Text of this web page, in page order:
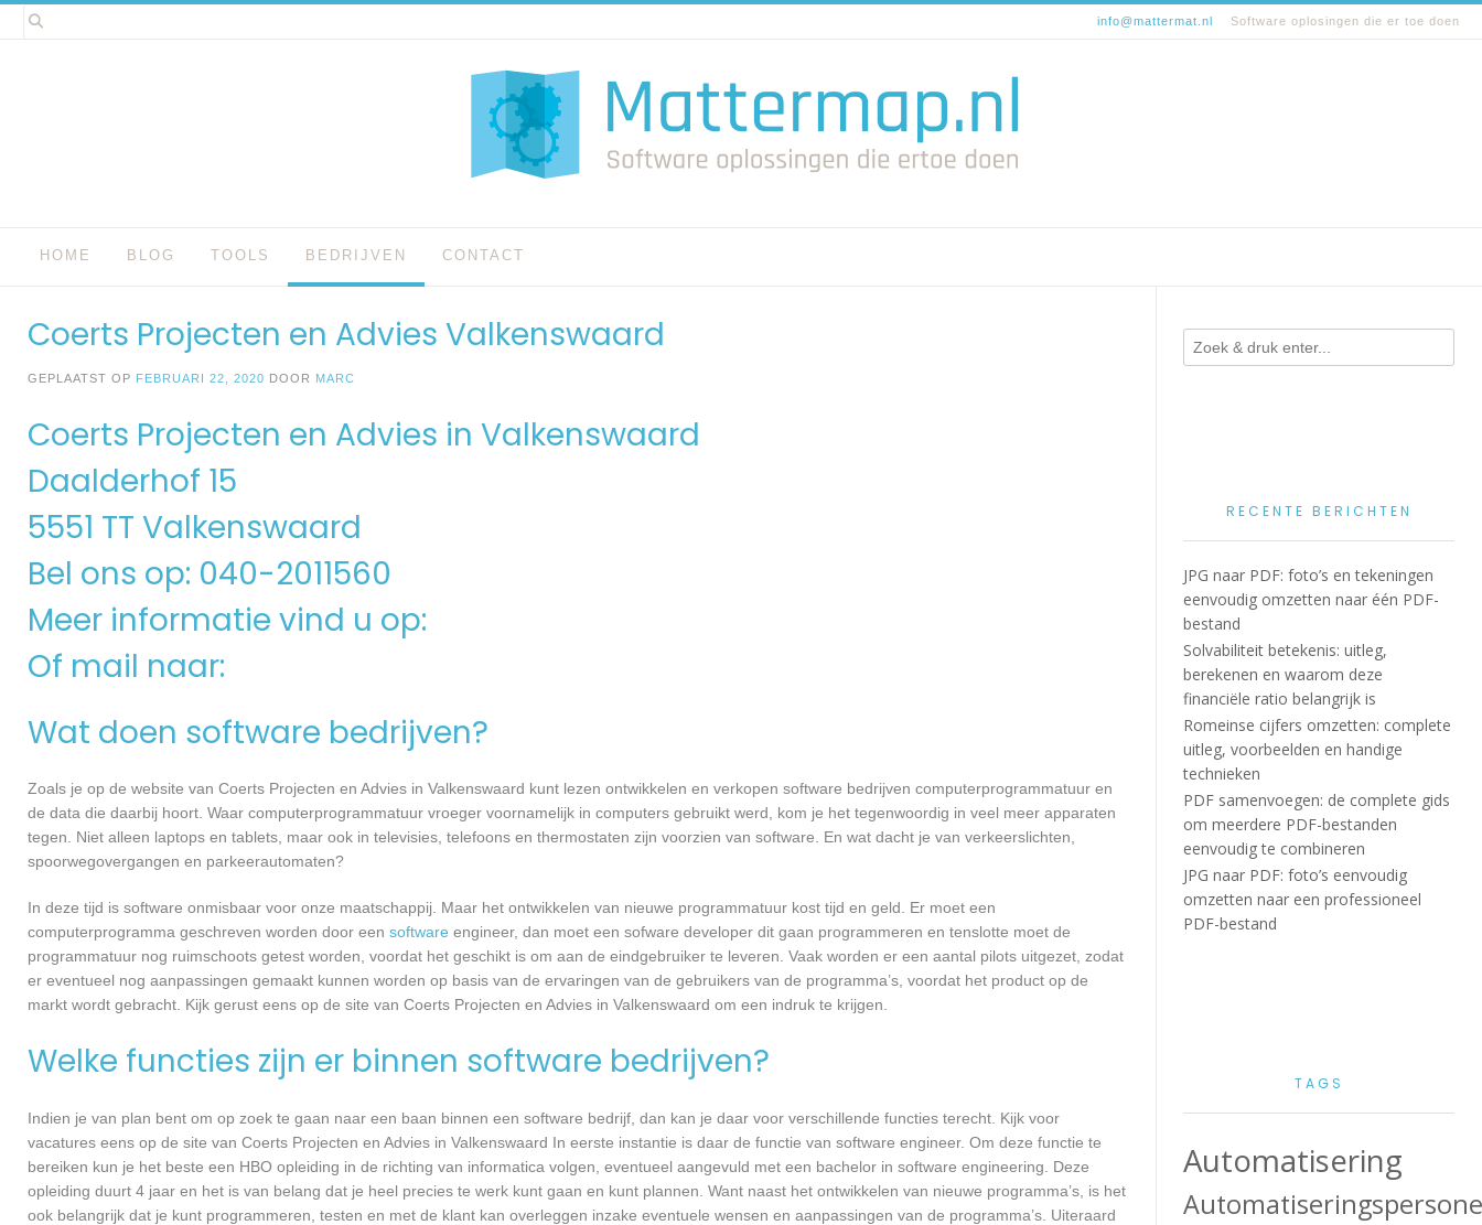
Spring
naar
info@mattermat.nl Software oplosingen die er toe doen
HOME BLOG TOOLS BEDRIJVEN CONTACT
Coerts Projecten en Advies Valkenswaard
GEPLAATST OP FEBRUARI 22, 2020 DOOR MARC
Coerts Projecten en Advies in Valkenswaard
Daalderhof 15
5551 TT Valkenswaard
Bel ons op: 040-2011560
Meer informatie vind u op:
Of mail naar:
Wat doen software bedrijven?
Zoals je op de website van Coerts Projecten en Advies in Valkenswaard kunt lezen ontwikkelen en verkopen software bedrijven computerprogrammatuur en
de data die daarbij hoort. Waar computerprogrammatuur vroeger voornamelijk in computers gebruikt werd, kom je het tegenwoordig in veel meer apparaten
tegen. Niet alleen laptops en tablets, maar ook in televisies, telefoons en thermostaten zijn voorzien van software. En wat dacht je van verkeerslichten,
spoorwegovergangen en parkeerautomaten?
In deze tijd is software onmisbaar voor onze maatschappij. Maar het ontwikkelen van nieuwe programmatuur kost tijd en geld. Er moet een
computerprogramma geschreven worden door een software engineer, dan moet een sofware developer dit gaan programmeren en tenslotte moet de
programmatuur nog ruimschoots getest worden, voordat het geschikt is om aan de eindgebruiker te leveren. Vaak worden er een aantal pilots uitgezet, zodat
er eventueel nog aanpassingen gemaakt kunnen worden op basis van de ervaringen van de gebruikers van de programma’s, voordat het product op de
markt wordt gebracht. Kijk gerust eens op de site van Coerts Projecten en Advies in Valkenswaard om een indruk te krijgen.
Welke functies zijn er binnen software bedrijven?
Indien je van plan bent om op zoek te gaan naar een baan binnen een software bedrijf, dan kan je daar voor verschillende functies terecht. Kijk voor
vacatures eens op de site van Coerts Projecten en Advies in Valkenswaard In eerste instantie is daar de functie van software engineer. Om deze functie te
bereiken kun je het beste een HBO opleiding in de richting van informatica volgen, eventueel aangevuld met een bachelor in software engineering. Deze
opleiding duurt 4 jaar en het is van belang dat je heel precies te werk kunt gaan en kunt plannen. Want naast het ontwikkelen van nieuwe programma’s, is het
ook belangrijk dat je kunt programmeren, testen en met de klant kan overleggen inzake eventuele wensen en aanpassingen van de programma’s. Uiteraard
RECENTE BERICHTEN
JPG naar PDF: foto’s en tekeningen
eenvoudig omzetten naar één PDF-
bestand
Solvabiliteit betekenis: uitleg,
berekenen en waarom deze
financiële ratio belangrijk is
Romeinse cijfers omzetten: complete
uitleg, voorbeelden en handige
technieken
PDF samenvoegen: de complete gids
om meerdere PDF-bestanden
eenvoudig te combineren
JPG naar PDF: foto’s eenvoudig
omzetten naar een professioneel
PDF-bestand
TAGS
Automatisering